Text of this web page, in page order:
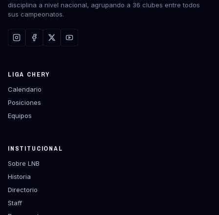
disciplina a nivel nacional, agrupando a 36 clubes entre todos
sus campeonatos.
LIGA CHERY
Calendario
Posiciones
Equipos
INSTITUCIONAL
Sobre LNB
Historia
Directorio
Staff